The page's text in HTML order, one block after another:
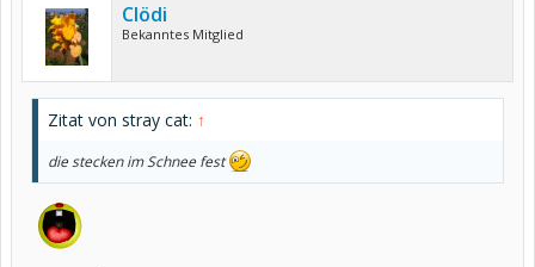
Clödi
Bekanntes Mitglied
Zitat von stray cat: ↑
die stecken im Schnee fest